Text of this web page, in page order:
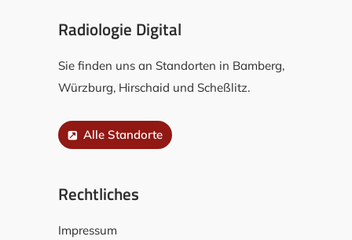
Radiologie Digital
Sie finden uns an Standorten in Bamberg,
Würzburg, Hirschaid und Scheßlitz.
Alle Standorte
Rechtliches
Impressum